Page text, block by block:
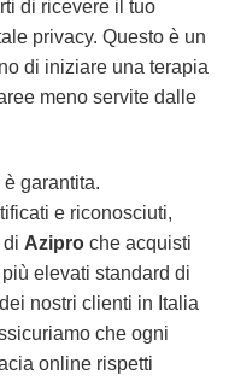
di ricevere il tuo
privacy. Questo è un
di iniziare una terapia
meno servite dalle
garantita.
e riconosciuti,
Azipro che acquisti
elevati standard di
nostri clienti in Italia
che ogni
online rispetti